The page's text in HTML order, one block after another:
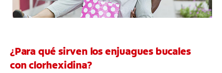
¿Para qué sirven los enjuagues bucales
con clorhexidina?